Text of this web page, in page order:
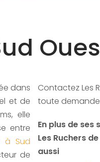
dans
et de
elle
entre
à Sud
de
Contactez Les
toute
En plus de ses
Les Ruchers
aussi